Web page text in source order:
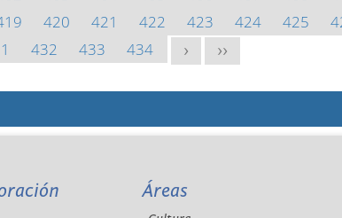
420 421 422 423 424 425
432 433 434 > >>
Áreas